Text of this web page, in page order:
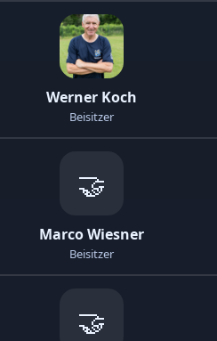
Werner Koch
Beisitzer
🤝
Marco Wiesner
Beisitzer
🤝